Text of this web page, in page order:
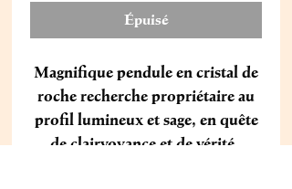
Épuisé
Magnifique pendule en cristal de
roche recherche propriétaire au
profil lumineux et sage, en quête
de clairvoyance et de vérité .